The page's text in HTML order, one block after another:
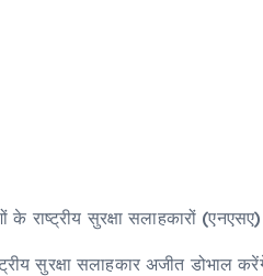
के राष्ट्रीय सुरक्षा सलाहकारों
सुरक्षा सलाहकार अजीत डोभाल